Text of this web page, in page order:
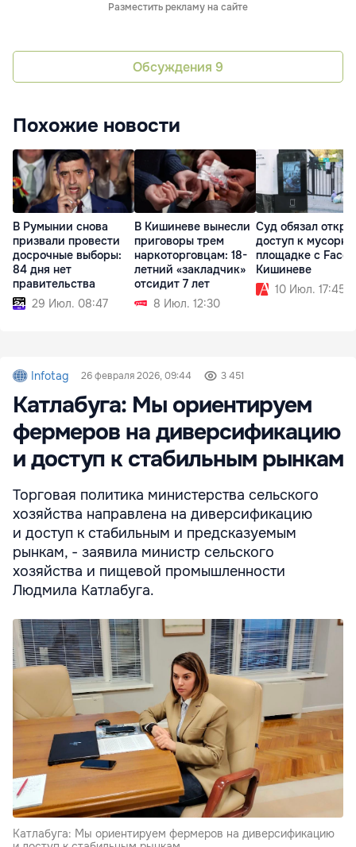
Разместить рекламу на сайте
Обсуждения 9
Похожие новости
В Румынии снова
призвали провести
досрочные выборы:
84 дня нет
правительства
29 Июл. 08:47
В Кишиневе вынесли
приговоры трем
наркоторговцам: 18-
летний «закладчик»
отсидит 7 лет
8 Июл. 12:30
Суд обязал
доступ к
площадке с Face
Кишиневе
10 Июл. 17:45
Infotag 26 февраля 2026, 09:44 3 451
Катлабуга: Мы ориентируем
фермеров на диверсификацию
и доступ к стабильным рынкам
Торговая политика министерства сельского
хозяйства направлена на диверсификацию
и доступ к стабильным и предсказуемым
рынкам, - заявила министр сельского
хозяйства и пищевой промышленности
Людмила Катлабуга.
Катлабуга: Мы ориентируем фермеров на диверсификацию